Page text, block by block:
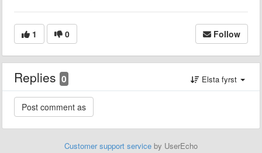
1 0 Follow
Replies 0 Elsta fyrst
Customer support service by UserEcho